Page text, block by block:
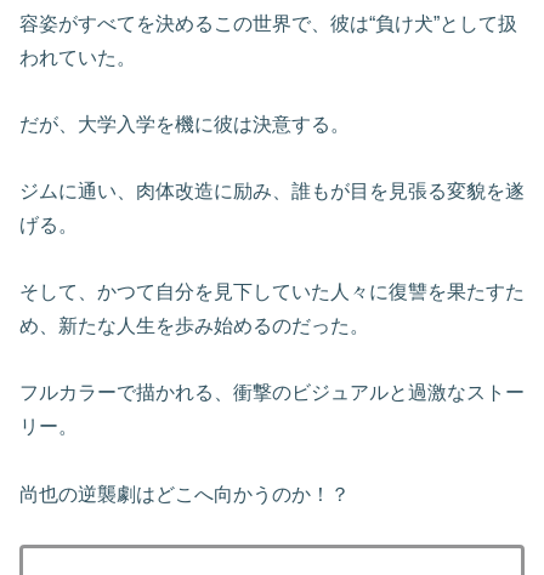
容姿がすべてを決めるこの世界で、彼は“負け犬”として扱
われていた。
だが、大学入学を機に彼は決意する。
ジムに通い、肉体改造に励み、誰もが目を見張る変貌を遂
げる。
そして、かつて自分を見下していた人々に復讐を果たすた
め、新たな人生を歩み始めるのだった。
フルカラーで描かれる、衝撃のビジュアルと過激なストー
リー。
尚也の逆襲劇はどこへ向かうのか！？